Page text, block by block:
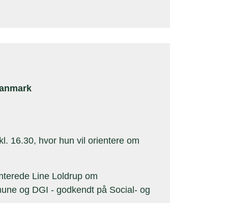
16.30, hvor hun vil orientere om
Line Loldrup om
og DGI - godkendt på Social- og